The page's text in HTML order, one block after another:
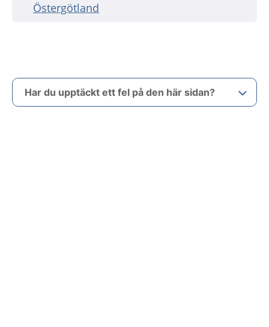
Östergötland
Har du upptäckt ett fel på den här sidan?